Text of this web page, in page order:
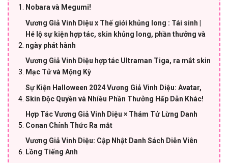
Nobara và Megumi!
Vương Giả Vinh Diệu x Thế giới khủng long : Tái sinh |
Hé lộ sự kiện hợp tác, skin khủng long, phần thưởng và
ngày phát hành
Vương Giả Vinh Diệu hợp tác Ultraman Tiga, ra mắt skin
Mạc Tử và Mộng Kỳ
Sự Kiện Halloween 2024 Vương Giả Vinh Diệu: Avatar,
Skin Độc Quyền và Nhiều Phần Thưởng Hấp Dẫn Khác!
Hợp Tác Vương Giả Vinh Diệu × Thám Tử Lừng Danh
Conan Chính Thức Ra mắt
Vương Giả Vinh Diệu: Cập Nhật Danh Sách Diễn Viên
Lồng Tiếng Anh